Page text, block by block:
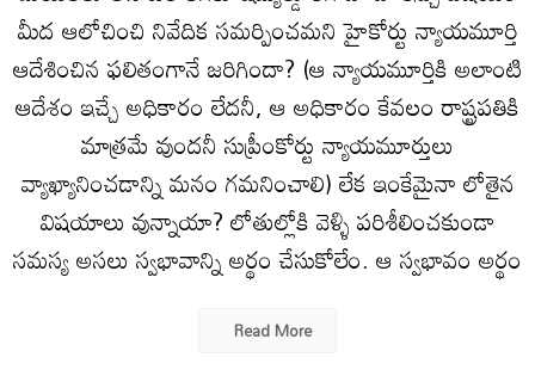
మీద ఆలోచించి నివేదిక సమర్పించమని హైకోర్టు న్యాయమూర్తి
ఆదేశించిన ఫలితంగానే జరిగిందా? (ఆ న్యాయమూర్తికి అలాంటి
ఆదేశం ఇచ్చే అధికారం లేదనీ, ఆ అధికారం కేవలం రాష్ట్రపతికి
మాత్రమే వుందనీ సుప్రీంకోర్టు న్యాయమూర్తులు
వ్యాఖ్యానించడాన్ని మనం గమనించాలి) లేక ఇంకేమైనా లోతైన
విషయాలు వున్నాయా? లోతుల్లోకి వెళ్ళి పరిశీలించకుండా
సమస్య అసలు స్వభావాన్ని అర్థం చేసుకోలేం. ఆ స్వభావం అర్థం
Read More